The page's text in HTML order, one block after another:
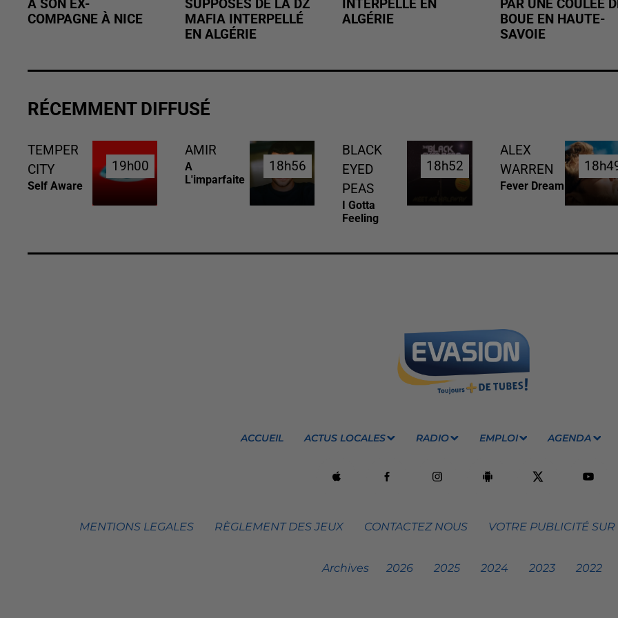
À SON EX-
COMPAGNE À NICE
SUPPOSÉS DE LA DZ
MAFIA INTERPELLÉ
EN ALGÉRIE
INTERPELLÉ EN
ALGÉRIE
PAR UNE COULÉE
BOUE EN HAUTE-
SAVOIE
RÉCEMMENT DIFFUSÉ
TEMPER
CITY
Self Aware
19h00
19h00
AMIR
A
L'imparfaite
18h56
18h56
BLACK
EYED
PEAS
I Gotta
Feeling
18h52
18h52
ALEX
WARREN
Fever Dream
ACCUEIL ACTUS LOCALES RADIO EMPLOI AGENDA
MENTIONS LEGALES RÈGLEMENT DES JEUX CONTACTEZ NOUS VOTRE PUBLICITÉ
Archives 2026 2025 2024 2023 2022